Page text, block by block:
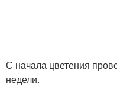
С начала цветения
недели.